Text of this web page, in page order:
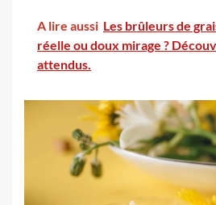
A lire aussi Les brûleurs de
réelle ou doux mirage ?
attendus.